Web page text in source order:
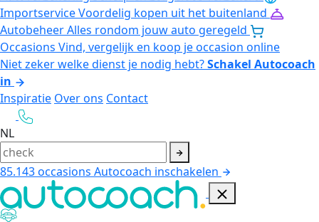
ImportserviceVoordelig kopen uit het buitenland
AutobeheerAlles rondom jouw auto geregeld
Occasions Vind, vergelijk en koop je occasion online
Niet zeker welke dienst je nodig hebt?Schakel Autocoach
in
Inspiratie Over ons Contact
NL
85.143occasions Autocoach inschakelen